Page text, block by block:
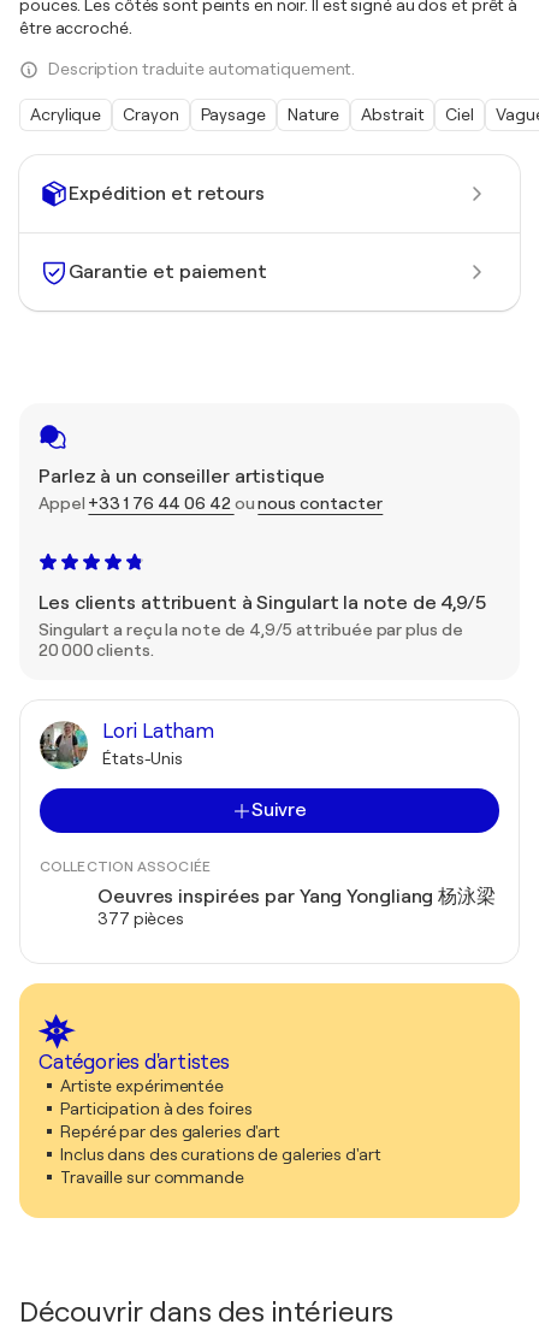
Expédition et retours
Garantie et paiement
Parlez à un conseiller artistique
Appel +33 1 76 44 06 42 ounous contacter
Les clients attribuent à Singulart la note de 4,9/5
Singulart a reçu la note de 4,9/5 attribuée par plus de
20 000 clients.
Lori Latham
États-Unis
Suivre
COLLECTION ASSOCIÉE
Oeuvres inspirées par Yang Yongliang 杨泳梁
377 pièces
Catégories d'artistes
Artiste expérimentée
Participation à des foires
Repéré par des galeries d'art
Inclus dans des curations de galeries d'art
Travaille sur commande
Découvrir dans des intérieurs
pouces. Les côtés sont peints en noir. Il est signé au dos et prêt à
être accroché.
Description traduite automatiquement.
Acrylique Crayon Paysage Nature Abstrait Ciel